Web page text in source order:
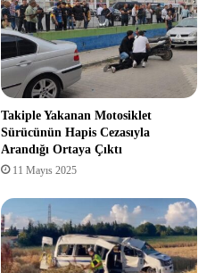
Takiple Yakanan Motosiklet
Sürücünün Hapis Cezasıyla
Arandığı Ortaya Çıktı
11 Mayıs 2025